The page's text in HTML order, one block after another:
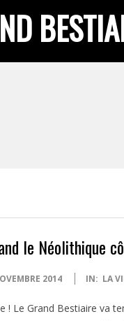
le Néolithique
2014 IN: LA
! Le Grand Bestiaire va